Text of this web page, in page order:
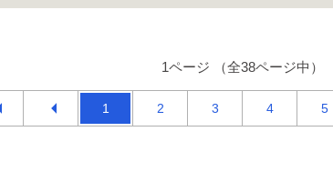
1ページ （全38ページ中）
1 2 3 4 5